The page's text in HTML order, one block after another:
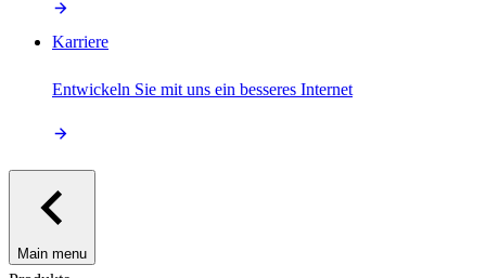
Karriere
Entwickeln Sie mit uns ein besseres Internet
Main menu